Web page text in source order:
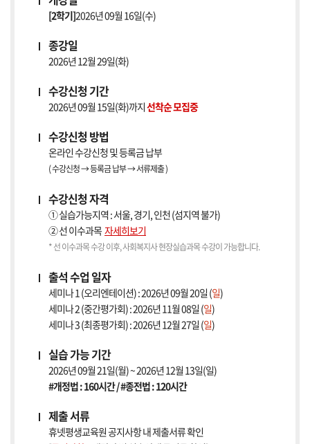
[2학기]2026년 09월 16일(수)
종강일
2026년 12월 29일(화)
수강신청 기간
2026년 09월 15일(화)까지선착순 모집중
수강신청 방법
온라인 수강신청 및 등록금 납부
( 수강신청 → 등록금 납부 → 서류제출 )
수강신청 자격
① 실습가능지역 : 서울, 경기, 인천 (섬지역 불가)
② 선 이수과목 자세히보기
* 선 이수과목 수강 이후, 사회복지사 현장실습과목 수강이 가능합니다.
출석 수업 일자
세미나 1 (오리엔테이션) : 2026년 09월 20일 (일)
세미나 2 (중간평가회) : 2026년 11월 08일 (일)
세미나 3 (최종평가회) : 2026년 12월 27일 (일)
실습 가능 기간
2026년 09월 21일(월) ~ 2026년 12월 13일(일)
#개정법 : 160시간 / #종전법 : 120시간
제출 서류
휴넷평생교육원 공지사항 내 제출서류 확인